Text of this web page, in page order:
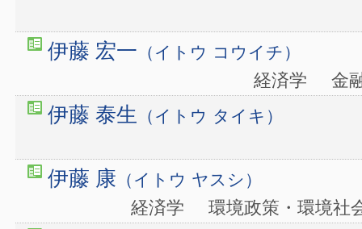
伊藤 宏一 （イトウ コウイチ）
経済学 金
伊藤 泰生 （イトウ タイキ）
伊藤 康 （イトウ ヤスシ）
経済学 環境政策・環境